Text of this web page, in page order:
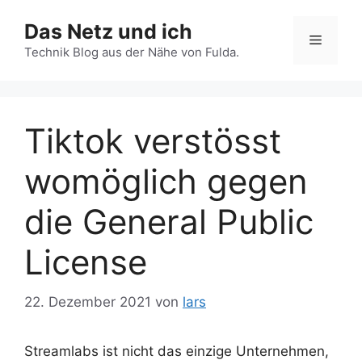
Inhalt
springen
Das Netz und ich
Technik Blog aus der Nähe von Fulda.
Menü
Tiktok verstösst
womöglich gegen
die General Public
License
22. Dezember 2021 von lars
Streamlabs ist nicht das einzige Unternehmen,